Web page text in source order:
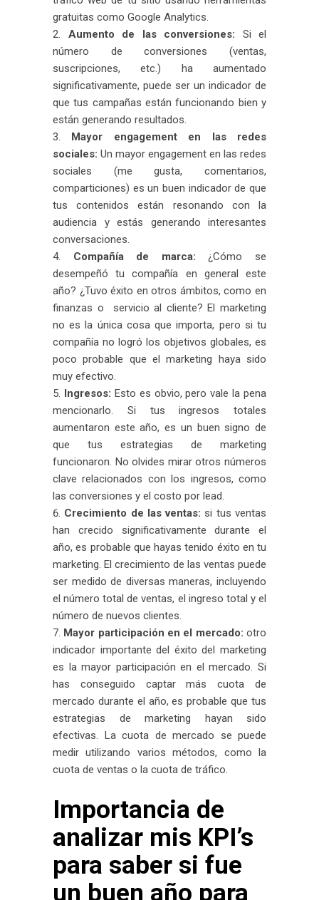
gratuitas como Google Analytics.
Aumento de las conversiones: Si el
número de conversiones (ventas,
suscripciones, etc.) ha aumentado
significativamente, puede ser un indicador de
que tus campañas están funcionando bien y
están generando resultados.
Mayor engagement en las redes
sociales: Un mayor engagement en las redes
sociales (me gusta, comentarios,
comparticiones) es un buen indicador de que
tus contenidos están resonando con la
audiencia y estás generando interesantes
conversaciones.
Compañía de marca: ¿Cómo se
desempeñó tu compañía en general este
año? ¿Tuvo éxito en otros ámbitos, como en
finanzas o servicio al cliente? El marketing
no es la única cosa que importa, pero si tu
compañía no logró los objetivos globales, es
poco probable que el marketing haya sido
muy efectivo.
Ingresos: Esto es obvio, pero vale la pena
mencionarlo. Si tus ingresos totales
aumentaron este año, es un buen signo de
que tus estrategias de marketing
funcionaron. No olvides mirar otros números
clave relacionados con los ingresos, como
las conversiones y el costo por lead.
Crecimiento de las ventas: si tus ventas
han crecido significativamente durante el
año, es probable que hayas tenido éxito en tu
marketing. El crecimiento de las ventas puede
ser medido de diversas maneras, incluyendo
el número total de ventas, el ingreso total y el
número de nuevos clientes.
Mayor participación en el mercado: otro
indicador importante del éxito del marketing
es la mayor participación en el mercado. Si
has conseguido captar más cuota de
mercado durante el año, es probable que tus
estrategias de marketing hayan sido
efectivas. La cuota de mercado se puede
medir utilizando varios métodos, como la
cuota de ventas o la cuota de tráfico.
Importancia de
analizar mis KPI’s
para saber si fue
un buen año para